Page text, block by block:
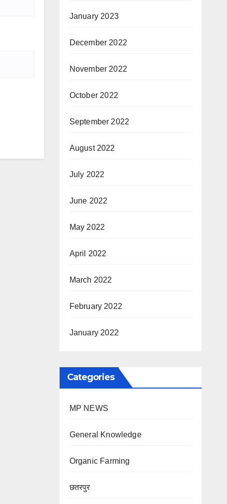
January 2023
December 2022
November 2022
October 2022
September 2022
August 2022
July 2022
June 2022
May 2022
April 2022
March 2022
February 2022
January 2022
Categories
MP NEWS
General Knowledge
Organic Farming
छतरपुर